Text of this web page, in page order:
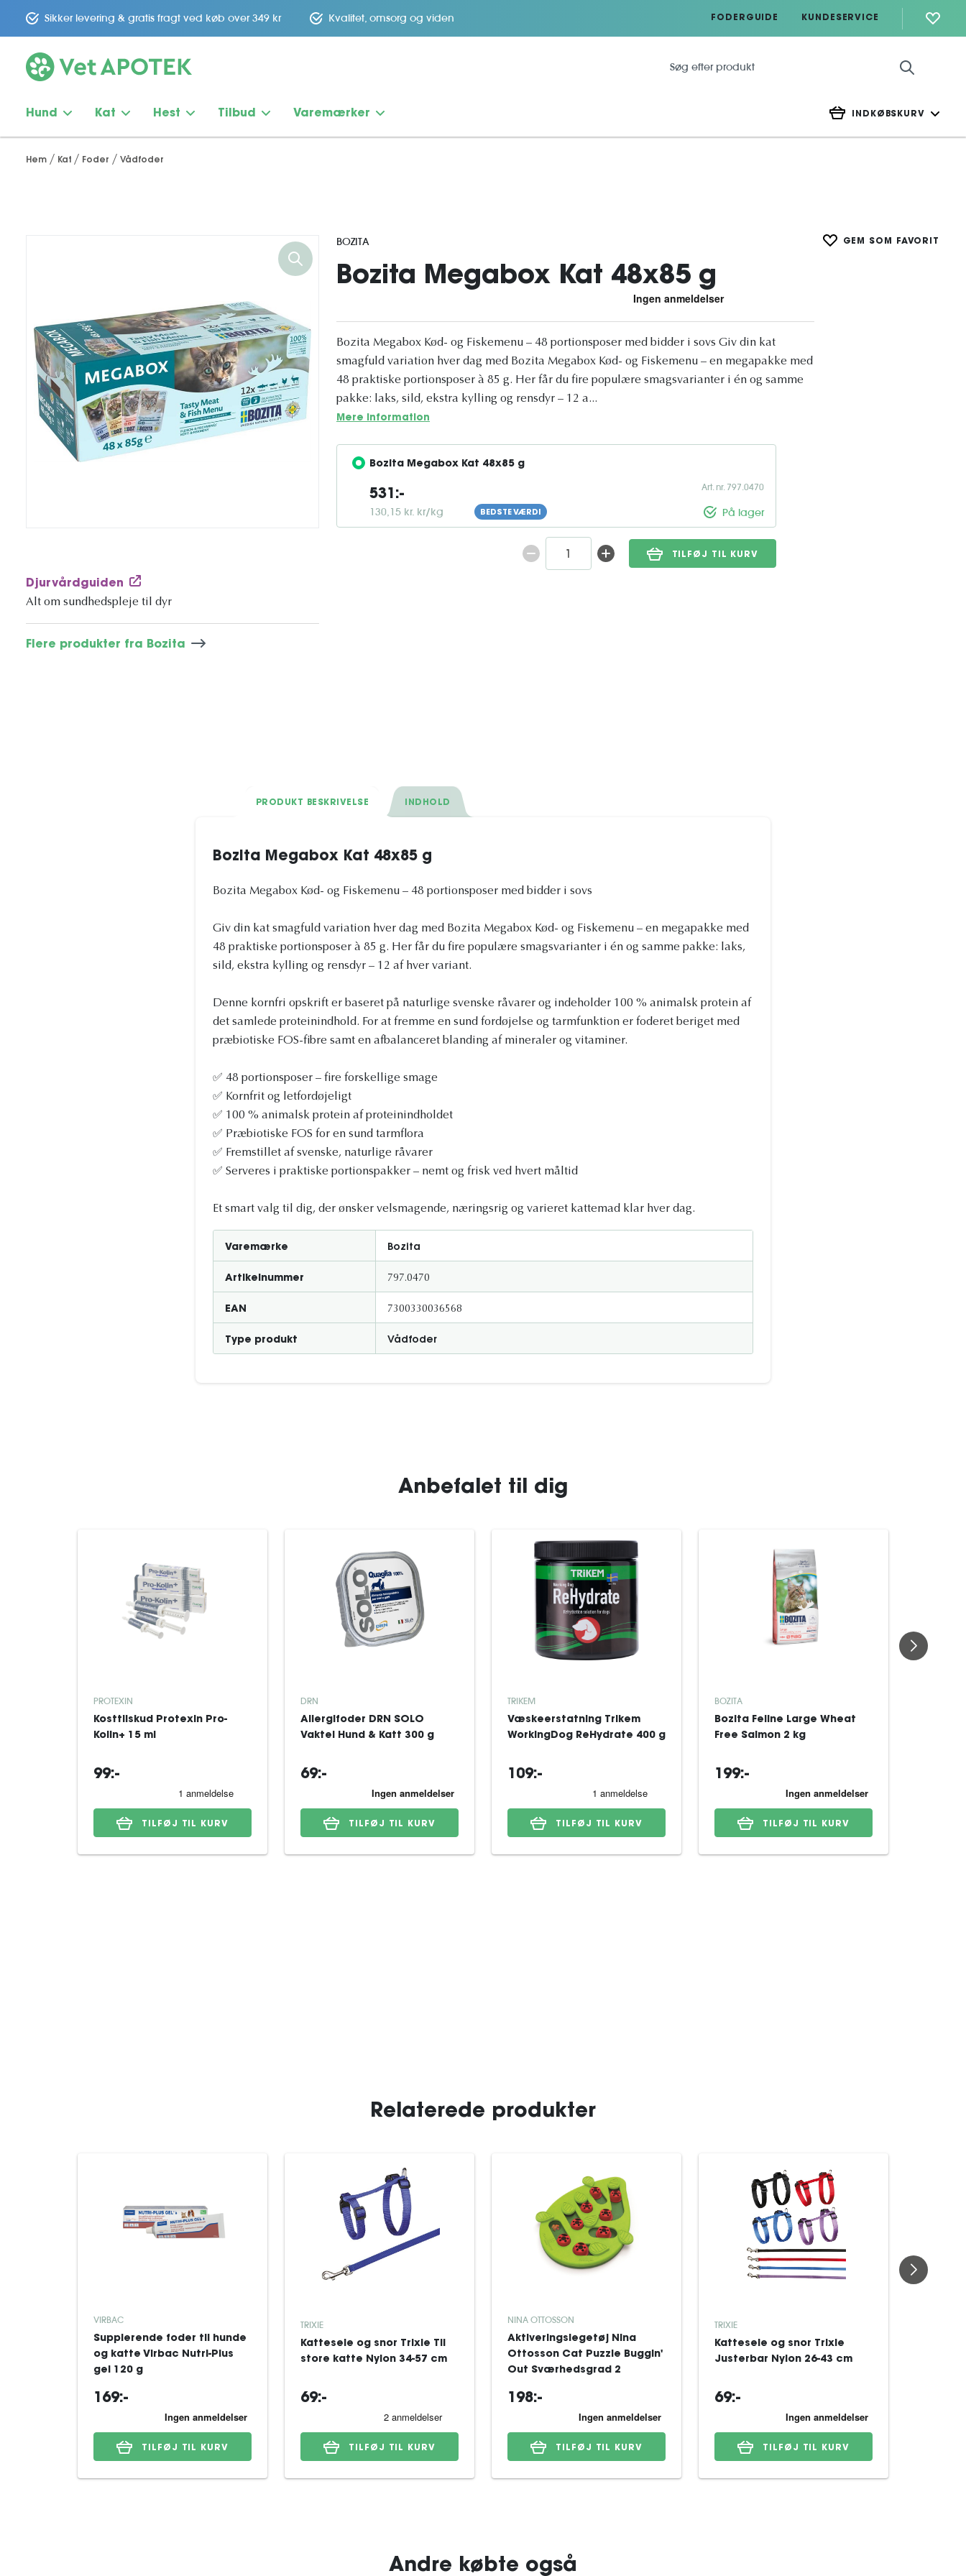
Sikker levering & gratis fragt ved køb over 349 kr Kvalitet, omsorg og viden FODERGUIDE KUNDESERVICE
Hund Kat Hest Tilbud Varemærker INDKØBSKURV
Hem Kat Foder Vådfoder
Djurvårdguiden
Alt om sundhedspleje til dyr
Flere produkter fra Bozita
BOZITA GEM SOM FAVORIT
Bozita Megabox Kat 48x85 g
Bozita Megabox Kød- og Fiskemenu – 48 portionsposer med bidder i sovs Giv din kat
smagfuld variation hver dag med Bozita Megabox Kød- og Fiskemenu – en megapakke med
48 praktiske portionsposer à 85 g. Her får du fire populære smagsvarianter i én og samme
pakke: laks, sild, ekstra kylling og rensdyr – 12 a...
Mere information
Bozita Megabox Kat 48x85 g
531:-
130,15 kr. kr/kg BEDSTE VÆRDI
Art. nr. 797.0470
På lager
TILFØJ TIL KURV
PRODUKT BESKRIVELSE INDHOLD
Bozita Megabox Kat 48x85 g
Bozita Megabox Kød- og Fiskemenu – 48 portionsposer med bidder i sovs
Giv din kat smagfuld variation hver dag med Bozita Megabox Kød- og Fiskemenu – en megapakke med
48 praktiske portionsposer à 85 g. Her får du fire populære smagsvarianter i én og samme pakke: laks,
sild, ekstra kylling og rensdyr – 12 af hver variant.
Denne kornfri opskrift er baseret på naturlige svenske råvarer og indeholder 100 % animalsk protein af
det samlede proteinindhold. For at fremme en sund fordøjelse og tarmfunktion er foderet beriget med
præbiotiske FOS-fibre samt en afbalanceret blanding af mineraler og vitaminer.
✅ 48 portionsposer – fire forskellige smage
✅ Kornfrit og letfordøjeligt
✅ 100 % animalsk protein af proteinindholdet
✅ Præbiotiske FOS for en sund tarmflora
✅ Fremstillet af svenske, naturlige råvarer
✅ Serveres i praktiske portionspakker – nemt og frisk ved hvert måltid
Et smart valg til dig, der ønsker velsmagende, næringsrig og varieret kattemad klar hver dag.
Varemærke Bozita
Artikelnummer 797.0470
EAN 7300330036568
Type produkt Vådfoder
Anbefalet til dig
PROTEXIN
Kosttilskud Protexin Pro-
Kolin+ 15 ml
99:-
TILFØJ TIL KURV
DRN
Allergifoder DRN SOLO
Vaktel Hund & Katt 300 g
69:-
TILFØJ TIL KURV
TRIKEM
Væskeerstatning Trikem
WorkingDog ReHydrate 400 g
109:-
TILFØJ TIL KURV
BOZITA
Bozita Feline Large Wheat
Free Salmon 2 kg
199:-
TILFØJ TIL KURV
Relaterede produkter
VIRBAC
Supplerende foder til hunde
og katte Virbac Nutri-Plus
gel 120 g
169:-
TILFØJ TIL KURV
TRIXIE
Kattesele og snor Trixie Til
store katte Nylon 34-57 cm
69:-
TILFØJ TIL KURV
NINA OTTOSSON
Aktiveringslegetøj Nina
Ottosson Cat Puzzle Buggin'
Out Sværhedsgrad 2
198:-
TILFØJ TIL KURV
TRIXIE
Kattesele og snor Trixie
Justerbar Nylon 26-43 cm
69:-
TILFØJ TIL KURV
Andre købte også